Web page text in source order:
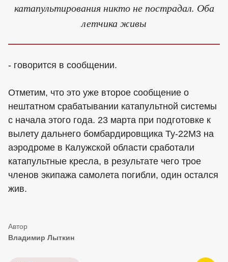
катапультирования никто не пострадал. Оба
летчика живы
- говорится в сообщении.
Отметим, что это уже второе сообщение о
нештатном срабатывании катапультной системы
с начала этого года. 23 марта при подготовке к
вылету дальнего бомбардировщика Ту-22М3 на
аэродроме в Калужской области сработали
катапультные кресла, в результате чего трое
членов экипажа самолета погибли, один остался
жив.
Владимир Лыткин